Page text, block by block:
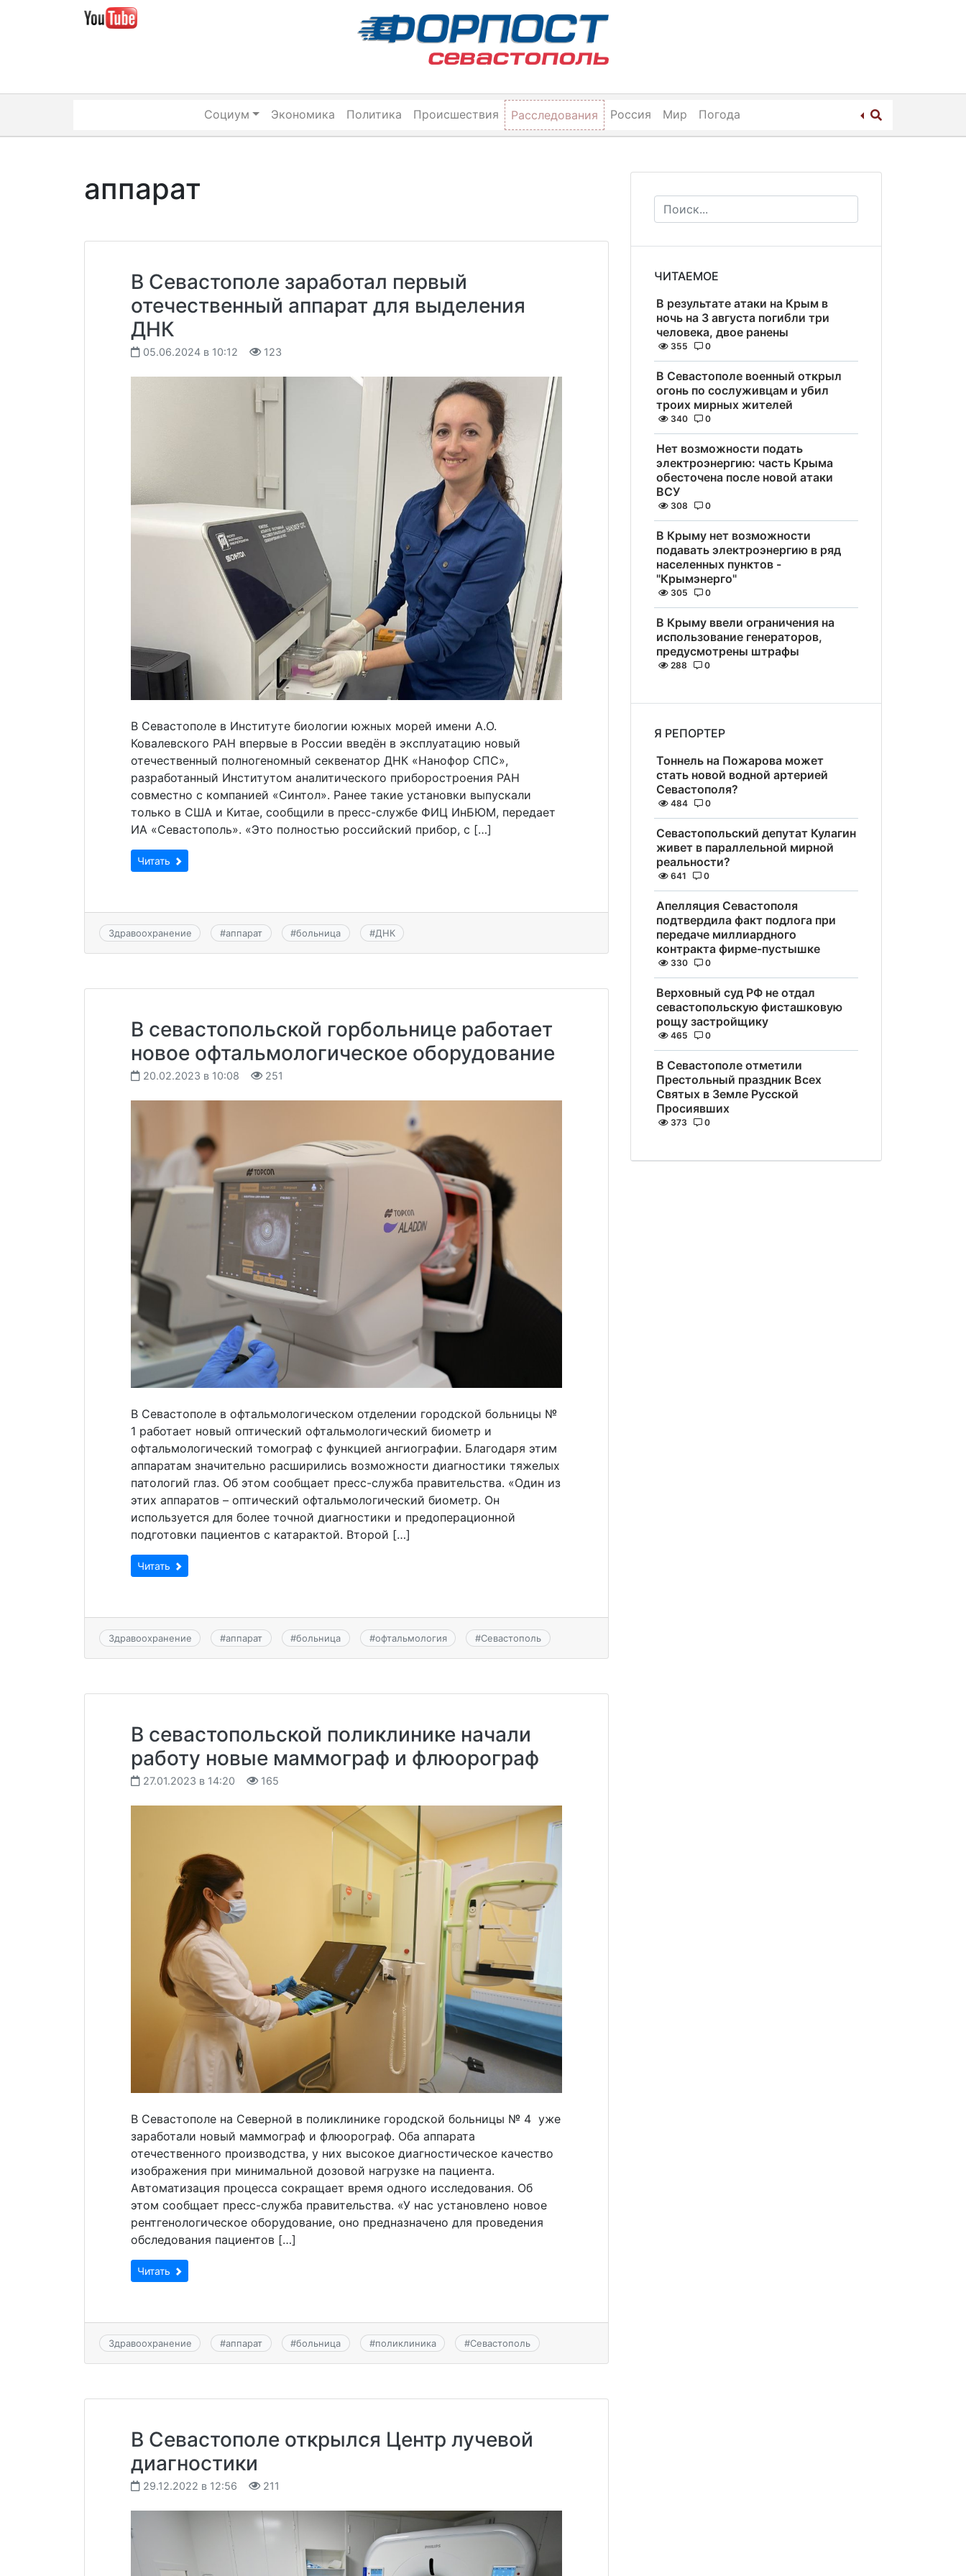
Социум Экономика Политика Происшествия Расследования Россия Мир Погода
аппарат
В Севастополе заработал первый
отечественный аппарат для выделения
ДНК
05.06.2024 в 10:12 123
В Севастополе в Институте биологии южных морей имени А.О.
Ковалевского РАН впервые в России введён в эксплуатацию новый
отечественный полногеномный секвенатор ДНК «Нанофор СПС»,
разработанный Институтом аналитического приборостроения РАН
совместно с компанией «Синтол». Ранее такие установки выпускали
только в США и Китае, сообщили в пресс-службе ФИЦ ИнБЮМ, передает
ИА «Севастополь». «Это полностью российский прибор, с […]
Читать
Здравоохранение #аппарат #больница #ДНК
В севастопольской горбольнице работает
новое офтальмологическое оборудование
20.02.2023 в 10:08 251
В Севастополе в офтальмологическом отделении городской больницы №
1 работает новый оптический офтальмологический биометр и
офтальмологический томограф с функцией ангиографии. Благодаря этим
аппаратам значительно расширились возможности диагностики тяжелых
патологий глаз. Об этом сообщает пресс-служба правительства. «Один из
этих аппаратов – оптический офтальмологический биометр. Он
используется для более точной диагностики и предоперационной
подготовки пациентов с катарактой. Второй […]
Читать
Здравоохранение #аппарат #больница #офтальмология #Севастополь
В севастопольской поликлинике начали
работу новые маммограф и флюорограф
27.01.2023 в 14:20 165
В Севастополе на Северной в поликлинике городской больницы № 4 уже
заработали новый маммограф и флюорограф. Оба аппарата
отечественного производства, у них высокое диагностическое качество
изображения при минимальной дозовой нагрузке на пациента.
Автоматизация процесса сокращает время одного исследования. Об
этом сообщает пресс-служба правительства. «У нас установлено новое
рентгенологическое оборудование, оно предназначено для проведения
обследования пациентов […]
Читать
Здравоохранение #аппарат #больница #поликлиника #Севастополь
В Севастополе открылся Центр лучевой
диагностики
29.12.2022 в 12:56 211
ЧИТАЕМОЕ
В результате атаки на Крым в
ночь на 3 августа погибли три
человека, двое ранены
355 0
В Севастополе военный открыл
огонь по сослуживцам и убил
троих мирных жителей
340 0
Нет возможности подать
электроэнергию: часть Крыма
обесточена после новой атаки
ВСУ
308 0
В Крыму нет возможности
подавать электроэнергию в ряд
населенных пунктов -
"Крымэнерго"
305 0
В Крыму ввели ограничения на
использование генераторов,
предусмотрены штрафы
288 0
Я РЕПОРТЕР
Тоннель на Пожарова может
стать новой водной артерией
Севастополя?
484 0
Севастопольский депутат Кулагин
живет в параллельной мирной
реальности?
641 0
Апелляция Севастополя
подтвердила факт подлога при
передаче миллиардного
контракта фирме-пустышке
330 0
Верховный суд РФ не отдал
севастопольскую фисташковую
рощу застройщику
465 0
В Севастополе отметили
Престольный праздник Всех
Святых в Земле Русской
Просиявших
373 0